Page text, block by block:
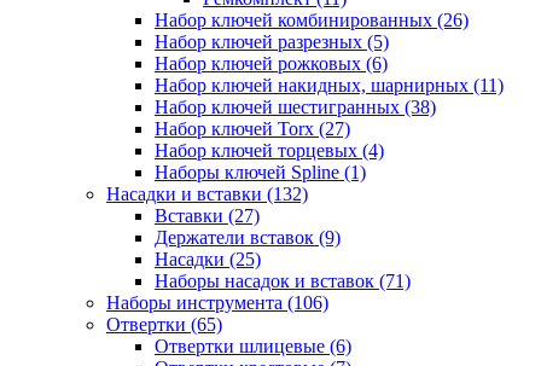
Набор ключей комбинированных (26)
Набор ключей разрезных (5)
Набор ключей рожковых (6)
Набор ключей накидных, шарнирных (11)
Набор ключей шестигранных (38)
Набор ключей Torx (27)
Набор ключей торцевых (4)
Наборы ключей Spline (1)
Насадки и вставки (132)
Вставки (27)
Держатели вставок (9)
Насадки (25)
Наборы насадок и вставок (71)
Наборы инструмента (106)
Отвертки (65)
Отвертки шлицевые (6)